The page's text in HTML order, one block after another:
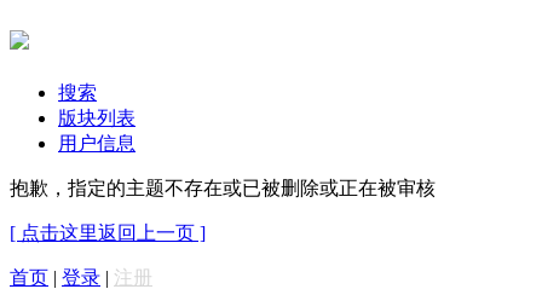
搜索
版块列表
用户信息
抱歉，指定的主题不存在或已被删除或正在被审核
[ 点击这里返回上一页 ]
首页 | 登录 | 注册